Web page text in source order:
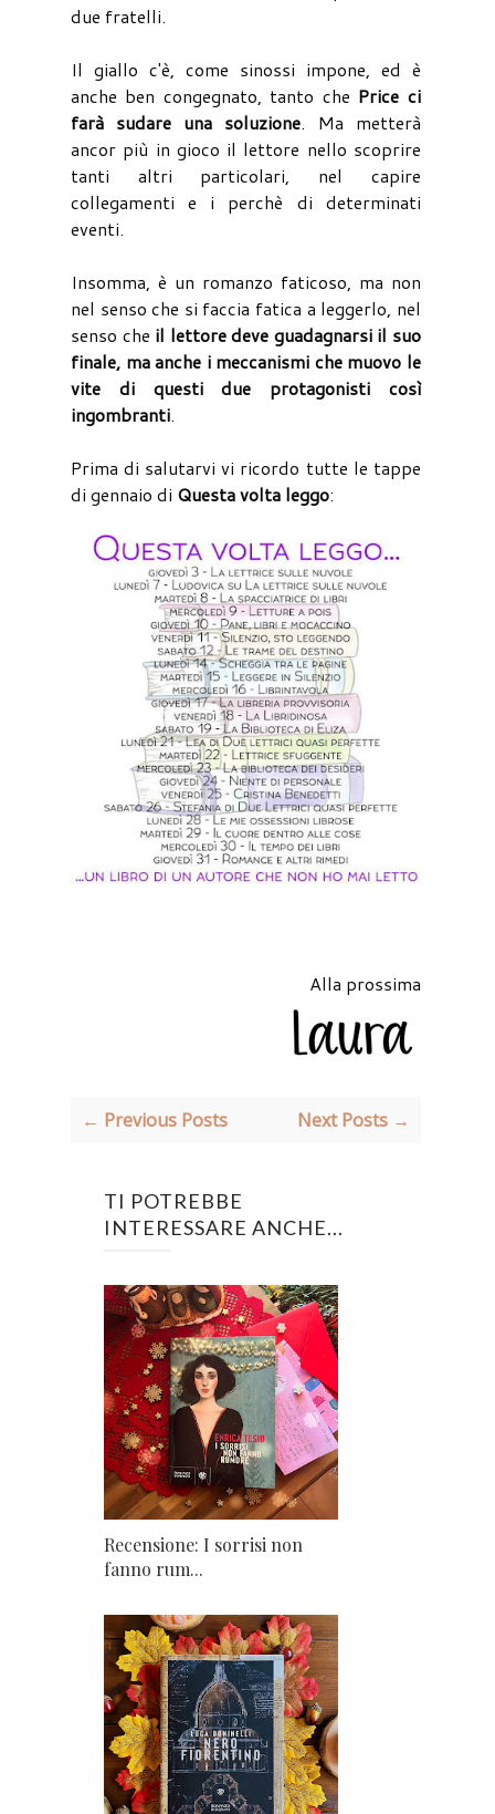
due fratelli.
Il giallo c'è, come sinossi impone, ed è
anche ben congegnato, tanto che Price ci
farà sudare una soluzione. Ma metterà
ancor più in gioco il lettore nello scoprire
tanti altri particolari, nel capire
collegamenti e i perchè di determinati
eventi.
Insomma, è un romanzo faticoso, ma non
nel senso che si faccia fatica a leggerlo, nel
senso che il lettore deve guadagnarsi il suo
finale, ma anche i meccanismi che muovo le
vite di questi due protagonisti così
ingombranti.
Prima di salutarvi vi ricordo tutte le tappe
di gennaio di Questa volta leggo:
Alla prossima
← Previous Posts Next Posts →
TI POTREBBE
INTERESSARE ANCHE...
Recensione: I sorrisi non
fanno rum...